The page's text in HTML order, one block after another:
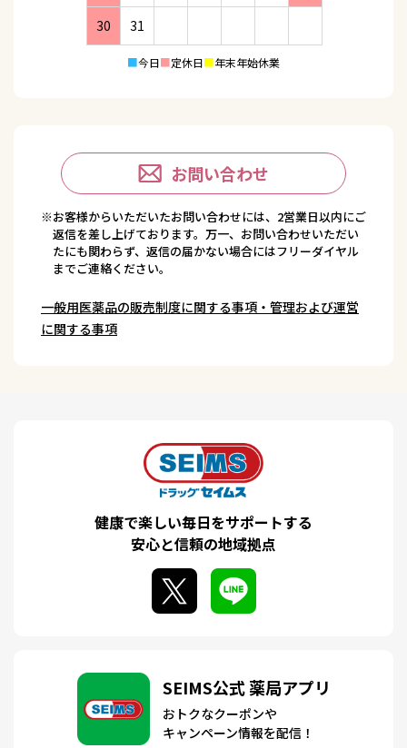
30 31
■今日■定休日■年末年始休業
お問い合わせ
※お客様からいただいたお問い合わせには、2営業日以内にご
返信を差し上げております。万一、お問い合わせいただい
たにも関わらず、返信の届かない場合にはフリーダイヤル
までご連絡ください。
一般用医薬品の販売制度に関する事項・管理および運営
に関する事項
健康で楽しい毎日をサポートする
安心と信頼の地域拠点
SEIMS公式 薬局アプリ
おトクなクーポンや
キャンペーン情報を配信！